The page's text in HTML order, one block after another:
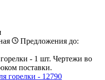
Предложения до:
- 1 шт. Чертежи во
поставки.